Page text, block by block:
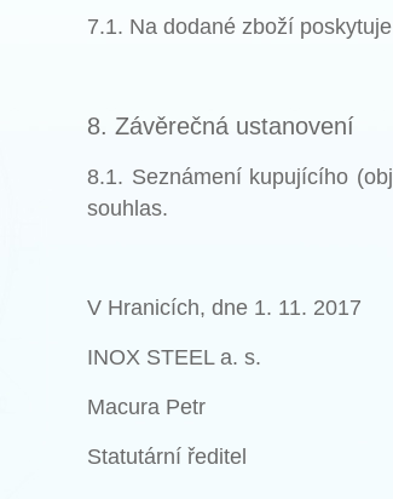
7.1. Na dodané zboží
8. Závěrečná ustanovení
8.1. Seznámení kupujícího
souhlas.
V Hranicích, dne 1. 11. 2017
INOX STEEL a. s.
Macura Petr
Statutární ředitel